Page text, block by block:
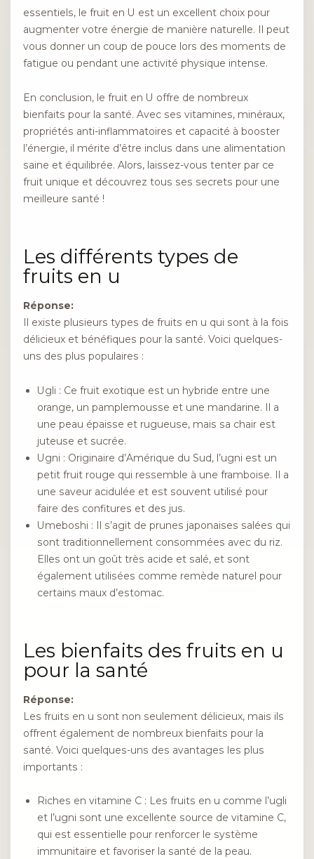
essentiels, le fruit en U est un excellent choix pour
augmenter votre énergie de manière naturelle. Il peut
vous donner un coup de pouce lors des moments de
fatigue ou pendant une activité physique intense.
En conclusion, le fruit en U offre de nombreux
bienfaits pour la santé. Avec ses vitamines, minéraux,
propriétés anti-inflammatoires et capacité à booster
l’énergie, il mérite d’être inclus dans une alimentation
saine et équilibrée. Alors, laissez-vous tenter par ce
fruit unique et découvrez tous ses secrets pour une
meilleure santé !
Les différents types de
fruits en u
Réponse:
Il existe plusieurs types de fruits en u qui sont à la fois
délicieux et bénéfiques pour la santé. Voici quelques-
uns des plus populaires :
Ugli : Ce fruit exotique est un hybride entre une
orange, un pamplemousse et une mandarine. Il a
une peau épaisse et rugueuse, mais sa chair est
juteuse et sucrée.
Ugni : Originaire d’Amérique du Sud, l’ugni est un
petit fruit rouge qui ressemble à une framboise. Il a
une saveur acidulée et est souvent utilisé pour
faire des confitures et des jus.
Umeboshi : Il s’agit de prunes japonaises salées qui
sont traditionnellement consommées avec du riz.
Elles ont un goût très acide et salé, et sont
également utilisées comme remède naturel pour
certains maux d’estomac.
Les bienfaits des fruits en u
pour la santé
Réponse:
Les fruits en u sont non seulement délicieux, mais ils
offrent également de nombreux bienfaits pour la
santé. Voici quelques-uns des avantages les plus
importants :
Riches en vitamine C : Les fruits en u comme l’ugli
et l’ugni sont une excellente source de vitamine C,
qui est essentielle pour renforcer le système
immunitaire et favoriser la santé de la peau.